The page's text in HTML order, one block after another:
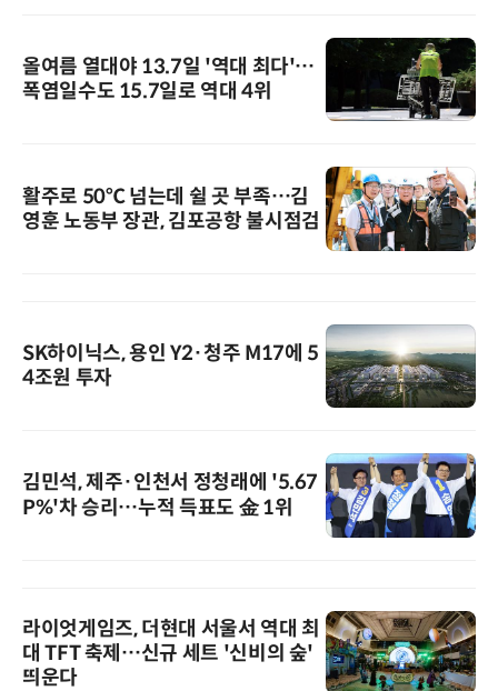
올여름 열대야 13.7일 '역대 최다'…
폭염일수도 15.7일로 역대 4위
활주로 50℃ 넘는데 쉴 곳 부족…김
영훈 노동부 장관, 김포공항 불시점검
SK하이닉스, 용인 Y2·청주 M17에 5
4조원 투자
김민석, 제주·인천서 정청래에 '5.67
P%'차 승리…누적 득표도 金 1위
라이엇게임즈, 더현대 서울서 역대 최
대 TFT 축제…신규 세트 '신비의 숲'
띄운다